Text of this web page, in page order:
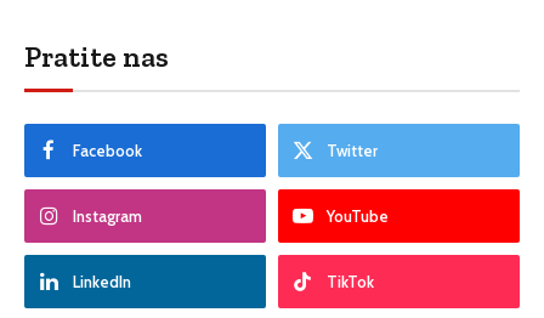
Pratite nas
Facebook Twitter
Instagram YouTube
LinkedIn TikTok